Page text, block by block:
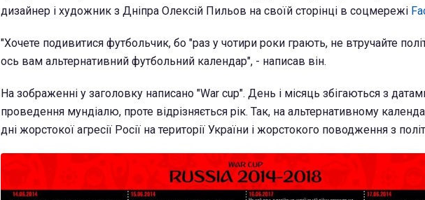
дизайнер і художник з Дніпра Олексій Пильов на своїй сторінці в соцмережі
"Хочете подивитися футбольчик, бо "раз у чотири роки грають, не втручайте
ось вам альтернативний футбольний календар", - написав він.
На зображенні у заголовку написано "War cup". День і місяць збігаються з
проведення мундіалю, проте відрізняється рік. Так, на альтернативному
дні жорстокої агресії Росії на території України і жорстокого поводження з